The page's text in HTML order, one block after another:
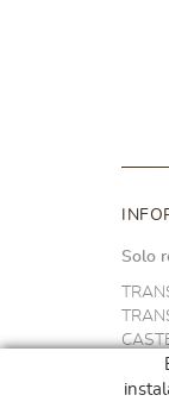
Solo